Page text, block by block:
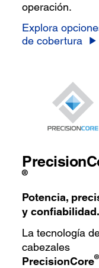
operación.
Explora
de cobertura
®
Potencia,
y confiabilidad.
La tecnología
cabezales
PrecisionCore®